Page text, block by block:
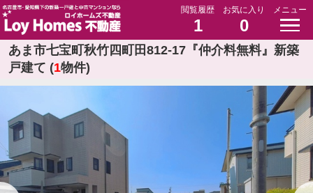
閲覧履歴
1
お気に入り
0
メニュー
あま市七宝町秋竹四町田812-17『仲介料無料』新築
戸建て (1物件)